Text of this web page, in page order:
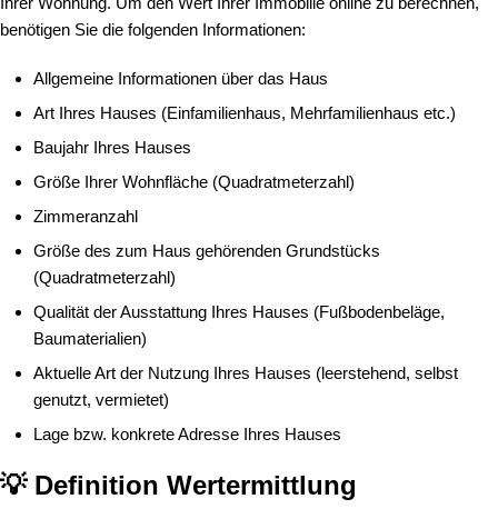
benötigen Sie die folgenden Informationen:
Allgemeine Informationen über das Haus
Art Ihres Hauses (Einfamilienhaus, Mehrfamilienhaus etc.)
Baujahr Ihres Hauses
Größe Ihrer Wohnfläche (Quadratmeterzahl)
Zimmeranzahl
Größe des zum Haus gehörenden Grundstücks
(Quadratmeterzahl)
Qualität der Ausstattung Ihres Hauses (Fußbodenbeläge,
Baumaterialien)
Aktuelle Art der Nutzung Ihres Hauses (leerstehend, selbst
genutzt, vermietet)
Lage bzw. konkrete Adresse Ihres Hauses
💡 Definition Wertermittlung